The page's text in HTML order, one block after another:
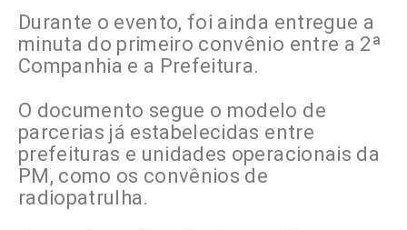
Durante o evento, foi ainda entregue a
minuta do primeiro convênio entre a 2ª
Companhia e a Prefeitura.
O documento segue o modelo de
parcerias já estabelecidas entre
prefeituras e unidades operacionais da
PM, como os convênios de
radiopatrulha.